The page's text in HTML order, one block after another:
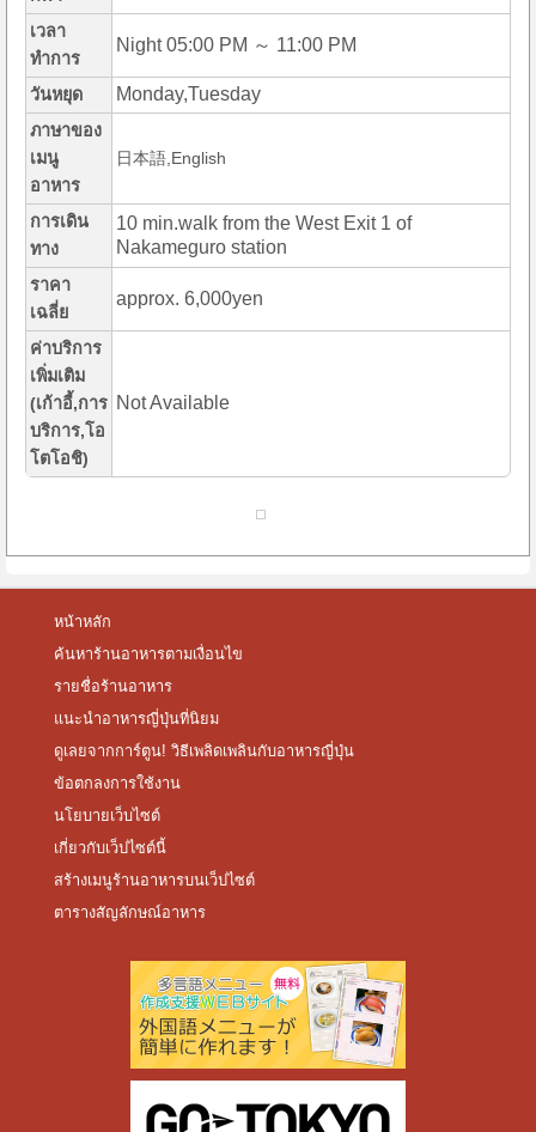
เวลา
ทำการ
Night 05:00 PM ～ 11:00 PM
วันหยุด Monday,Tuesday
ภาษาของ
เมนู
อาหาร
日本語,English
การเดิน
ทาง
10 min.walk from the West Exit 1 of
Nakameguro station
ราคา
เฉลี่ย
approx. 6,000yen
ค่าบริการ
เพิ่มเติม
(เก้าอี้,การ
บริการ,โอ
โตโอชิ)
Not Available
หน้าหลัก
ค้นหาร้านอาหารตามเงื่อนไข
รายชื่อร้านอาหาร
แนะนำอาหารญี่ปุ่นที่นิยม
ดูเลยจากการ์ตูน! วิธีเพลิดเพลินกับอาหารญี่ปุ่น
ข้อตกลงการใช้งาน
นโยบายเว็บไซต์
เกี่ยวกับเว็ปไซต์นี้
สร้างเมนูร้านอาหารบนเว็ปไซต์
ตารางสัญลักษณ์อาหาร